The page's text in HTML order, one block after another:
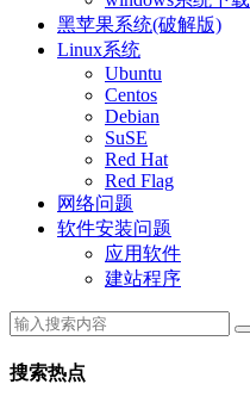
黑苹果系统(破解版)
Linux系统
Ubuntu
Centos
Debian
SuSE
Red Hat
Red Flag
网络问题
软件安装问题
应用软件
建站程序
搜索热点